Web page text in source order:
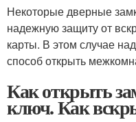
Некоторые дверные
надежную защиту от
карты. В этом случае
способ открыть
Как открыть
ключ. Как